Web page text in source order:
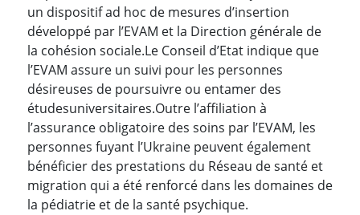
un dispositif ad hoc de mesures d’insertion
développé par l’EVAM et la Direction générale de
la cohésion sociale.Le Conseil d’Etat indique que
l’EVAM assure un suivi pour les personnes
désireuses de poursuivre ou entamer des
étudesuniversitaires.Outre l’affiliation à
l’assurance obligatoire des soins par l’EVAM, les
personnes fuyant l’Ukraine peuvent également
bénéficier des prestations du Réseau de santé et
migration qui a été renforcé dans les domaines de
la pédiatrie et de la santé psychique.